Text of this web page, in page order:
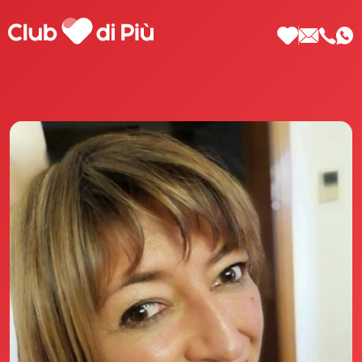
Scopri Club di Più
Le testimonianze Club di Più
La fondatrice Valeria Pilla
Annunci Donne
Agenzia matrimoniale Club di Più
Love Notebook